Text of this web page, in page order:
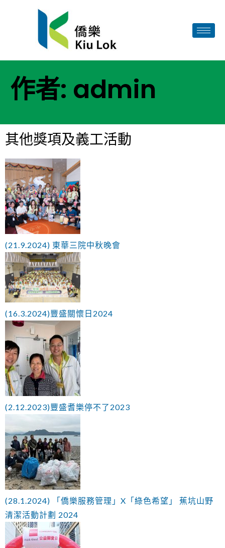
作者: admin
其他獎項及義工活動
(21.9.2024) 東華三院中秋晚會
(16.3.2024)豐盛關懷日2024
(2.12.2023)豐盛耆樂停不了2023
(28.1.2024) 「僑樂服務管理」X「綠色希望」 蕉坑山野
清潔活動計劃 2024